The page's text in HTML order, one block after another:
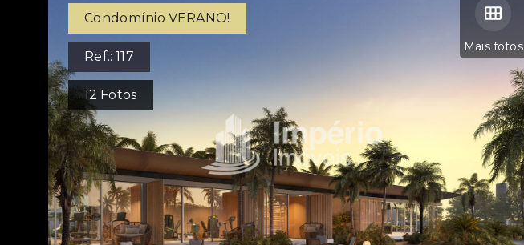
Mais fotos
Condomínio VERANO!
Ref.:117
12 Fotos